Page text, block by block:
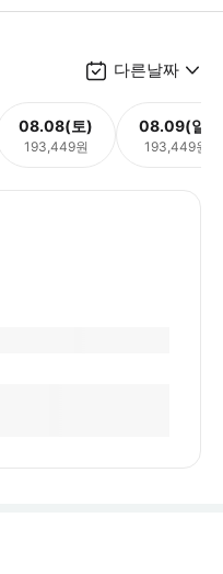
다른날짜
08.08(토)
193,449원
08.09(일)
193,449원